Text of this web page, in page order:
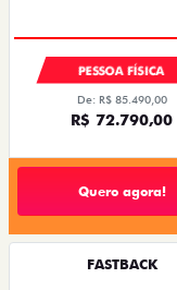
PESSOA FÍSICA
De: R$ 85.490,00
R$ 72.790,00
Quero agora!
FASTBACK